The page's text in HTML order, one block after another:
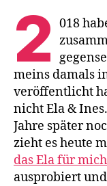
2 018
meins damals
veröffentlicht
nicht Ela &
Jahre später
zieht es heute
das Ela für
ausprobiert